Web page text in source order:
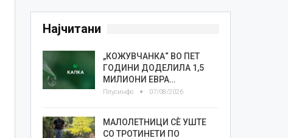
Најчитани
„КОЖУВЧАНКА“ ВО ПЕТ
ГОДИНИ ДОДЕЛИЛА 1,5
МИЛИОНИ ЕВРА…
Плусинфо 07/08/2026
МАЛОЛЕТНИЦИ СÈ УШТЕ
СО ТРОТИНЕТИ ПО